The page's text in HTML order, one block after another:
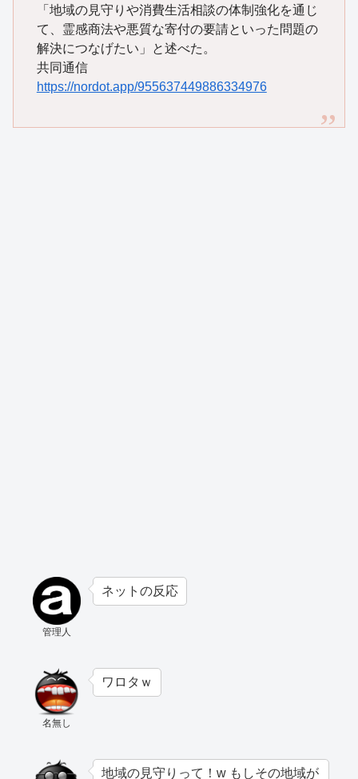
「地域の見守りや消費生活相談の体制強化を通じ
て、霊感商法や悪質な寄付の要請といった問題の
解決につなげたい」と述べた。
共同通信
https://nordot.app/955637449886334976
管理人
ネットの反応
名無し
ワロタｗ
地域の見守りって！w もしその地域が